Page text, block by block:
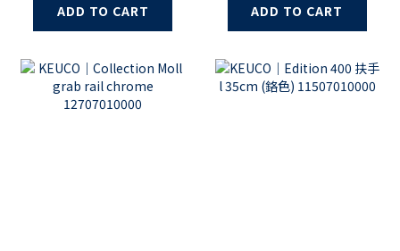
ADD TO CART ADD TO CART